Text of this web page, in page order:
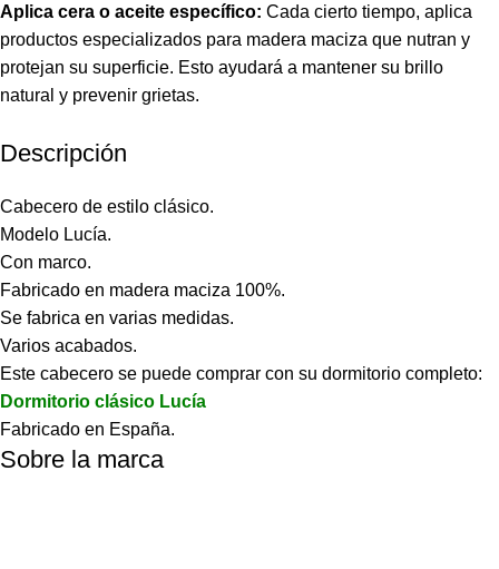
Aplica cera o aceite específico: Cada cierto tiempo, aplica
productos especializados para madera maciza que nutran y
protejan su superficie. Esto ayudará a mantener su brillo
natural y prevenir grietas.
Descripción
Cabecero de estilo clásico.
Modelo Lucía.
Con marco.
Fabricado en madera maciza 100%.
Se fabrica en varias medidas.
Varios acabados.
Este cabecero se puede comprar con su dormitorio completo:
Dormitorio clásico Lucía
Fabricado en España.
Sobre la marca